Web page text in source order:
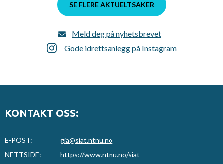
SE FLERE AKTUELTSAKER
Meld deg på nyhetsbrevet
Gode idrettsanlegg på Instagram
KONTAKT OSS:
E-POST:
gia@siat.ntnu.no
NETTSIDE:
https://www.ntnu.no/siat